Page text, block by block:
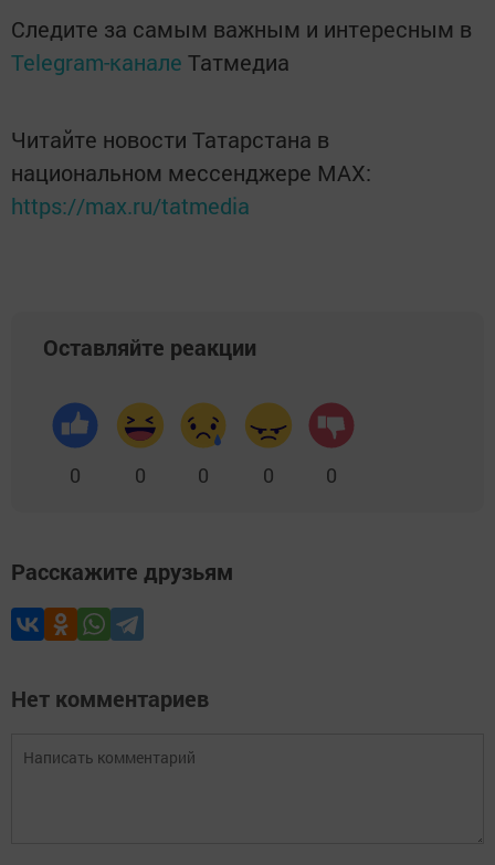
Следите за самым важным и интересным в
Telegram-канале Татмедиа
Читайте новости Татарстана в
национальном мессенджере MАХ:
https://max.ru/tatmedia
Оставляйте реакции
0 0 0 0 0
Расскажите друзьям
Нет комментариев